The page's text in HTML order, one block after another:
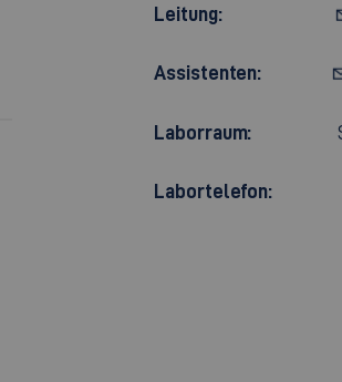
Leitung:
Assistenten:
Laborraum:
Labortelefon: